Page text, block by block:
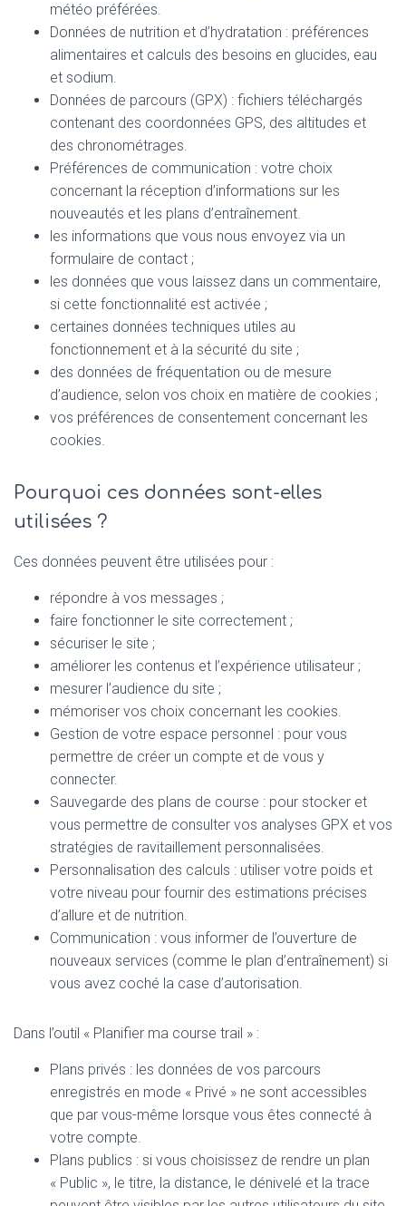
météo préférées.
Données de nutrition et d’hydratation : préférences
alimentaires et calculs des besoins en glucides, eau
et sodium.
Données de parcours (GPX) : fichiers téléchargés
contenant des coordonnées GPS, des altitudes et
des chronométrages.
Préférences de communication : votre choix
concernant la réception d’informations sur les
nouveautés et les plans d’entraînement.
les informations que vous nous envoyez via un
formulaire de contact ;
les données que vous laissez dans un commentaire,
si cette fonctionnalité est activée ;
certaines données techniques utiles au
fonctionnement et à la sécurité du site ;
des données de fréquentation ou de mesure
d’audience, selon vos choix en matière de cookies ;
vos préférences de consentement concernant les
cookies.
Pourquoi ces données sont-elles
utilisées ?
Ces données peuvent être utilisées pour :
répondre à vos messages ;
faire fonctionner le site correctement ;
sécuriser le site ;
améliorer les contenus et l’expérience utilisateur ;
mesurer l’audience du site ;
mémoriser vos choix concernant les cookies.
Gestion de votre espace personnel : pour vous
permettre de créer un compte et de vous y
connecter.
Sauvegarde des plans de course : pour stocker et
vous permettre de consulter vos analyses GPX et vos
stratégies de ravitaillement personnalisées.
Personnalisation des calculs : utiliser votre poids et
votre niveau pour fournir des estimations précises
d’allure et de nutrition.
Communication : vous informer de l’ouverture de
nouveaux services (comme le plan d’entraînement) si
vous avez coché la case d’autorisation.
Dans l’outil « Planifier ma course trail » :
Plans privés : les données de vos parcours
enregistrés en mode « Privé » ne sont accessibles
que par vous-même lorsque vous êtes connecté à
votre compte.
Plans publics : si vous choisissez de rendre un plan
« Public », le titre, la distance, le dénivelé et la trace